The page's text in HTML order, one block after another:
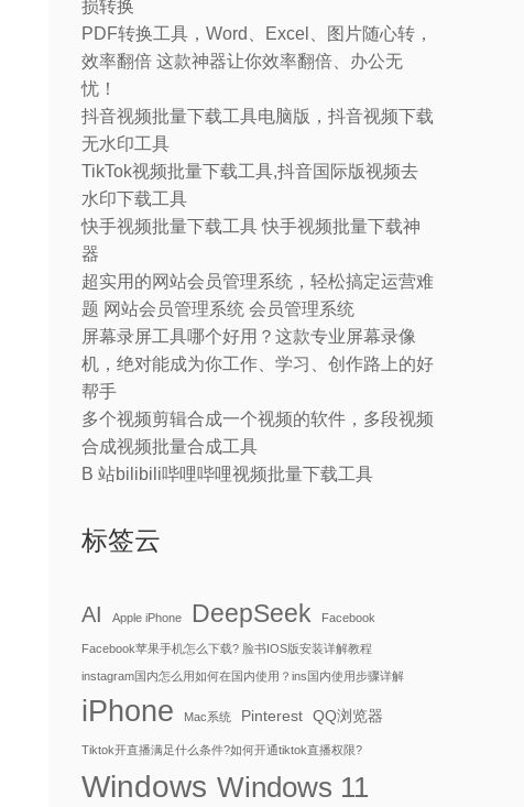
损转换
PDF转换工具，Word、Excel、图片随心转，
效率翻倍 这款神器让你效率翻倍、办公无
忧！
抖音视频批量下载工具电脑版，抖音视频下载
无水印工具
TikTok视频批量下载工具,抖音国际版视频去
水印下载工具
快手视频批量下载工具 快手视频批量下载神
器
超实用的网站会员管理系统，轻松搞定运营难
题 网站会员管理系统 会员管理系统
屏幕录屏工具哪个好用？这款专业屏幕录像
机，绝对能成为你工作、学习、创作路上的好
帮手
多个视频剪辑合成一个视频的软件，多段视频
合成视频批量合成工具
B 站bilibili哔哩哔哩视频批量下载工具
标签云
AI Apple iPhone DeepSeek Facebook
Facebook苹果手机怎么下载? 脸书IOS版安装详解教程
instagram国内怎么用如何在国内使用？ins国内使用步骤详解
iPhone Mac系统 Pinterest QQ浏览器
Tiktok开直播满足什么条件?如何开通tiktok直播权限?
Windows Windows 11